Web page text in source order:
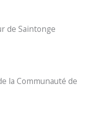
de Saintonge
la Communauté de